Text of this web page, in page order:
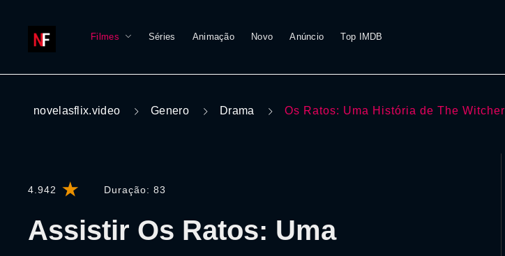
Filmes Séries Animação Novo Anúncio Top IMDB
novelasflix.video Genero Drama Os Ratos: Uma História de The Witcher
4.942 Duração: 83
Assistir Os Ratos: Uma